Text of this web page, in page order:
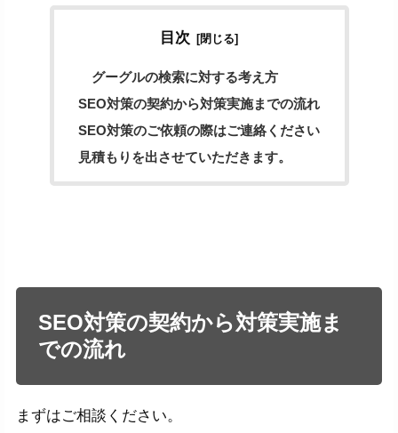
目次
グーグルの検索に対する考え方
SEO対策の契約から対策実施までの流れ
SEO対策のご依頼の際はご連絡ください
見積もりを出させていただきます。
SEO対策の契約から対策実施ま
での流れ
まずはご相談ください。